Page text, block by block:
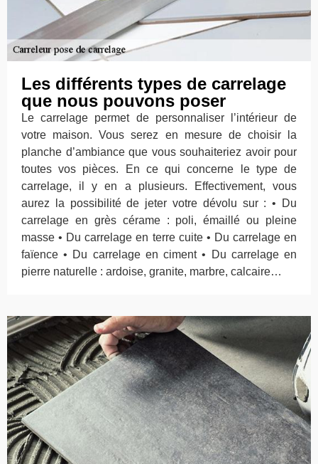
Les différents types de carrelage
que nous pouvons poser
Le carrelage permet de personnaliser l’intérieur de
votre maison. Vous serez en mesure de choisir la
planche d’ambiance que vous souhaiteriez avoir pour
toutes vos pièces. En ce qui concerne le type de
carrelage, il y en a plusieurs. Effectivement, vous
aurez la possibilité de jeter votre dévolu sur : • Du
carrelage en grès cérame : poli, émaillé ou pleine
masse • Du carrelage en terre cuite • Du carrelage en
faïence • Du carrelage en ciment • Du carrelage en
pierre naturelle : ardoise, granite, marbre, calcaire…